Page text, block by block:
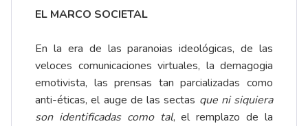
EL MARCO SOCIETAL
En la era de las paranoias ideológicas, de las
veloces comunicaciones virtuales, la demagogia
emotivista, las prensas tan parcializadas como
anti-éticas, el auge de las sectas que ni siquiera
son identificadas como tal, el remplazo de la